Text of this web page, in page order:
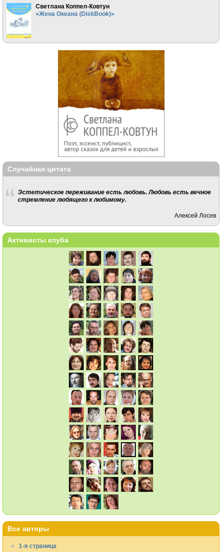
Светлана Коппел-Ковтун
«Жена Океана (DiskBook)»
Случайная цитата
Эстетическое переживание есть любовь. Любовь есть вечное
стремление любящего к любимому.
Алексей Лосев
Активисты клуба
Все авторы
1-я страница